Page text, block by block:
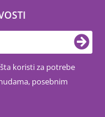
koristi za potrebe
posebnim